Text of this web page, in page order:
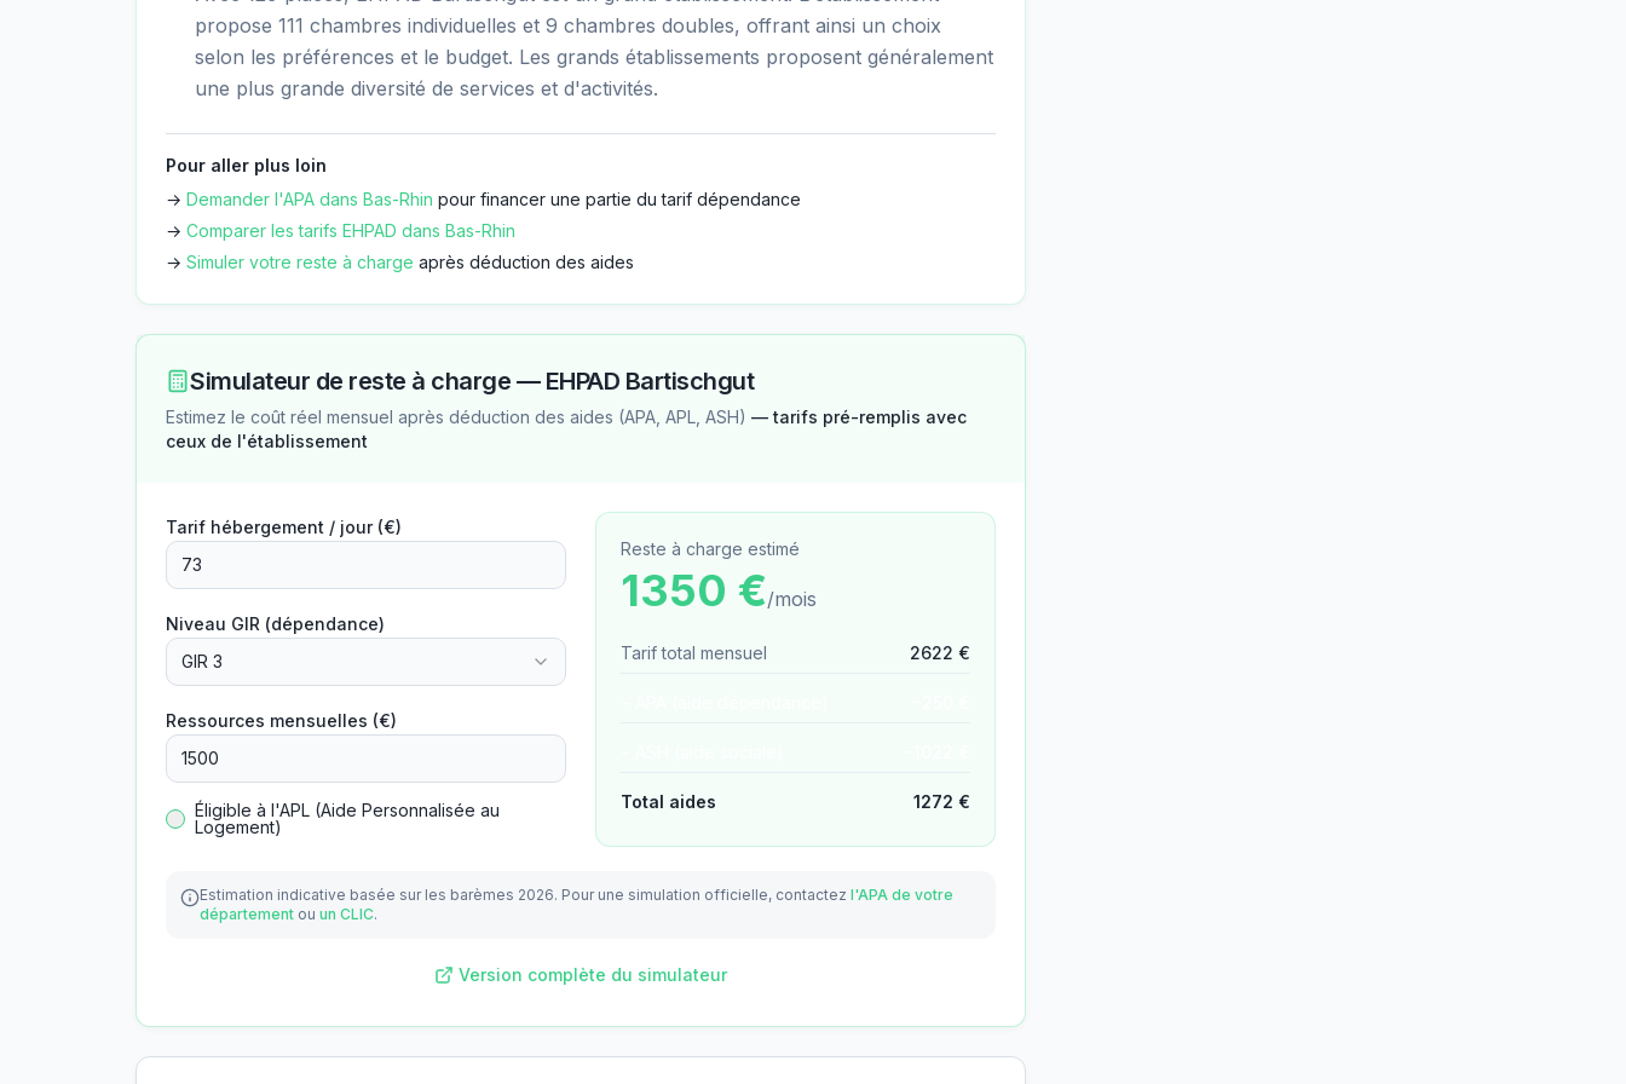
propose 111 chambres individuelles et 9 chambres doubles, offrant ainsi un choix
selon les préférences et le budget. Les grands établissements proposent généralement
une plus grande diversité de services et d'activités.
Pour aller plus loin
→ Demander l'APA dans Bas-Rhin pour financer une partie du tarif dépendance
→ Comparer les tarifs EHPAD dans Bas-Rhin
→ Simuler votre reste à charge après déduction des aides
Simulateur de reste à charge — EHPAD Bartischgut
Estimez le coût réel mensuel après déduction des aides (APA, APL, ASH) — tarifs pré-remplis avec
ceux de l'établissement
Tarif hébergement / jour (€)
Niveau GIR (dépendance)
GIR 3
Ressources mensuelles (€)
Éligible à l'APL (Aide Personnalisée au
Logement)
Reste à charge estimé
1350 €/mois
Tarif total mensuel 2622 €
Total aides 1272 €
Estimation indicative basée sur les barèmes 2026. Pour une simulation officielle, contactez l'APA de votre
département ou un CLIC.
Version complète du simulateur